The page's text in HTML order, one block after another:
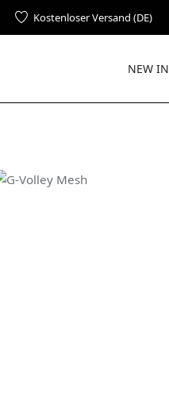
Kostenloser Versand (DE)
NEW IN